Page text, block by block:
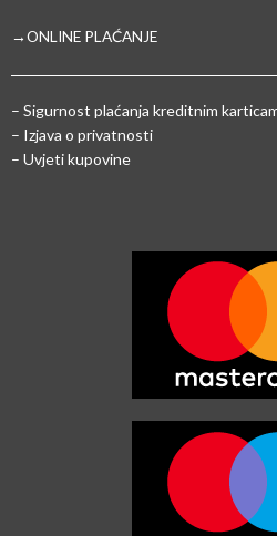
→ONLINE PLAĆANJE
– Sigurnost plaćanja kreditnim
– Izjava o privatnosti
– Uvjeti kupovine